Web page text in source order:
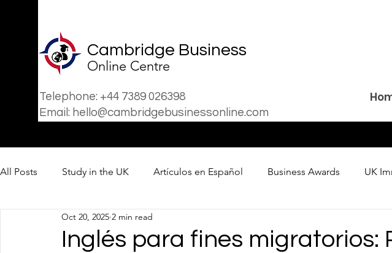
Cambridge Business
Online Centre
Telephone: +44 7389 026398
Email: hello@cambridgebusinessonline.com
All Posts Study in the UK Artículos en Español Business Awards UK
Business News
Inglés para fines migratorios:
Oct 20, 2025 2 min read